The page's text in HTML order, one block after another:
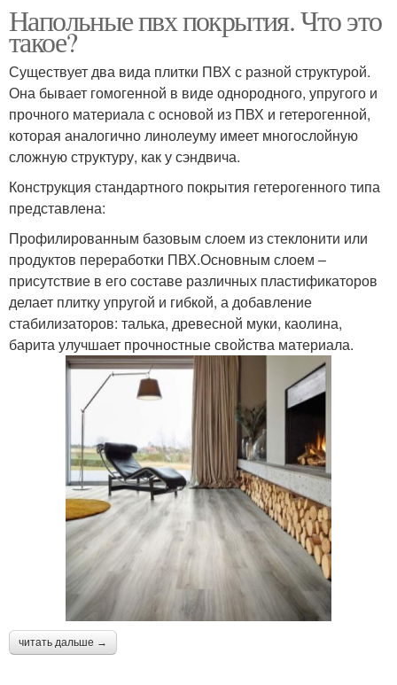
Напольные пвх покрытия. Что это
такое?
Существует два вида плитки ПВХ с разной структурой.
Она бывает гомогенной в виде однородного, упругого и
прочного материала с основой из ПВХ и гетерогенной,
которая аналогично линолеуму имеет многослойную
сложную структуру, как у сэндвича.
Конструкция стандартного покрытия гетерогенного типа
представлена:
Профилированным базовым слоем из стеклонити или
продуктов переработки ПВХ.Основным слоем –
присутствие в его составе различных пластификаторов
делает плитку упругой и гибкой, а добавление
стабилизаторов: талька, древесной муки, каолина,
барита улучшает прочностные свойства материала.
читать дальше →